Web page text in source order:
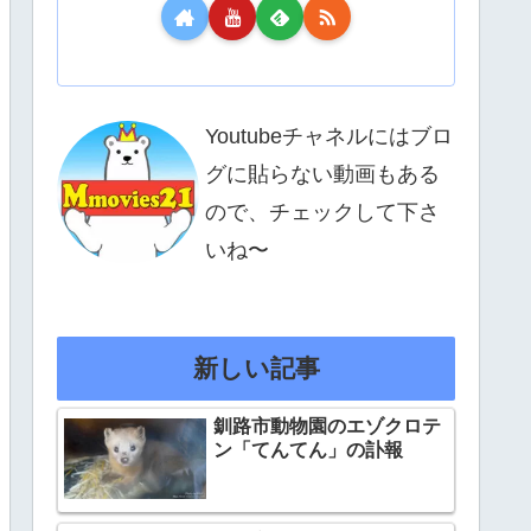
Youtubeチャネルにはブロ
グに貼らない動画もある
ので、チェックして下さ
いね〜
新しい記事
釧路市動物園のエゾクロテ
ン「てんてん」の訃報